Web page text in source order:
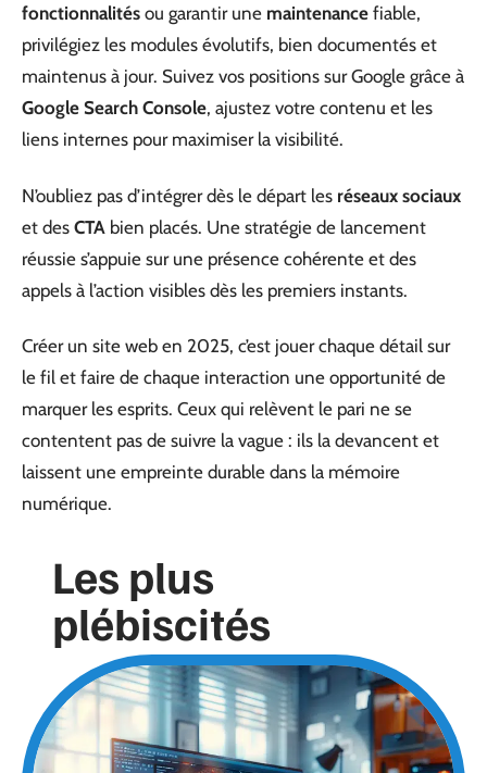
fonctionnalités ou garantir une maintenance fiable,
privilégiez les modules évolutifs, bien documentés et
maintenus à jour. Suivez vos positions sur Google grâce à
Google Search Console, ajustez votre contenu et les
liens internes pour maximiser la visibilité.
N’oubliez pas d’intégrer dès le départ les réseaux sociaux
et des CTA bien placés. Une stratégie de lancement
réussie s’appuie sur une présence cohérente et des
appels à l’action visibles dès les premiers instants.
Créer un site web en 2025, c’est jouer chaque détail sur
le fil et faire de chaque interaction une opportunité de
marquer les esprits. Ceux qui relèvent le pari ne se
contentent pas de suivre la vague : ils la devancent et
laissent une empreinte durable dans la mémoire
numérique.
Les plus
plébiscités